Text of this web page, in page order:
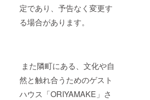
定であり、予告なく変更す
る場合があります。
また隣町にある、文化や自
然と触れ合うためのゲスト
ハウス「ORIYAMAKE」さ